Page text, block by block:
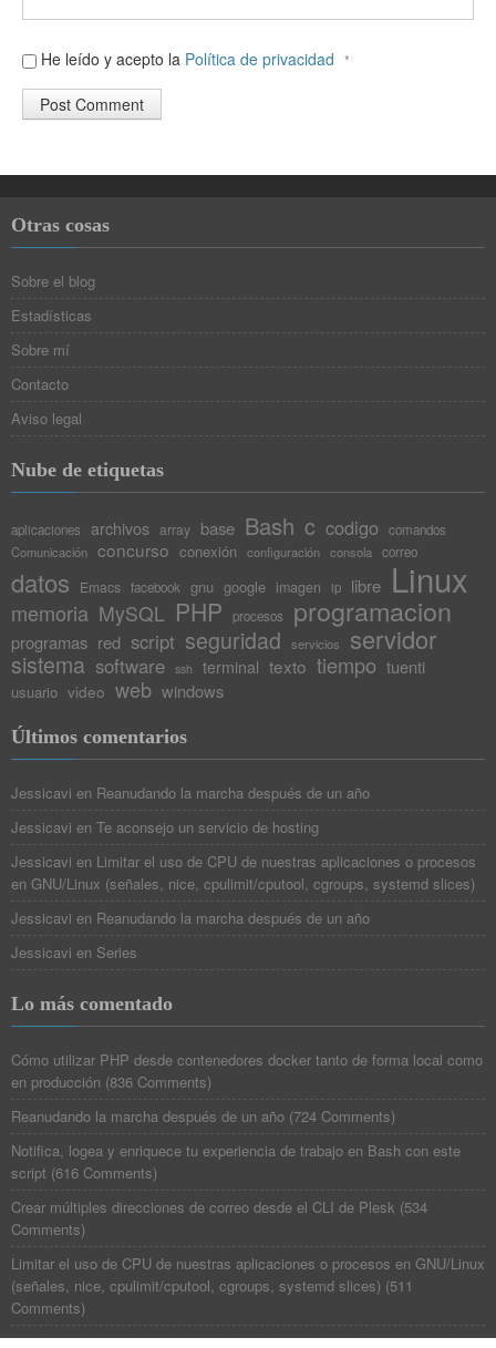
He leído y acepto la Política de privacidad *
Otras cosas
Sobre el blog
Estadísticas
Sobre mí
Contacto
Aviso legal
Nube de etiquetas
aplicaciones archivos array base Bash c codigo
comandos
Comunicación concurso conexión configuración consola correo
datos Emacs facebook gnu google imagen ip libre Linux
memoria MySQL PHP procesos programacion
programas red script seguridad servicios servidor
sistema software ssh terminal texto tiempo tuenti
usuario video web windows
Últimos comentarios
Jessicavi en Reanudando la marcha después de un año
Jessicavi en Te aconsejo un servicio de hosting
Jessicavi en Limitar el uso de CPU de nuestras aplicaciones o procesos
en GNU/Linux (señales, nice, cpulimit/cputool, cgroups, systemd slices)
Jessicavi en Reanudando la marcha después de un año
Jessicavi en Series
Lo más comentado
Cómo utilizar PHP desde contenedores docker tanto de forma local como
en producción (836 Comments)
Reanudando la marcha después de un año (724 Comments)
Notifica, logea y enriquece tu experiencia de trabajo en Bash con este
script (616 Comments)
Crear múltiples direcciones de correo desde el CLI de Plesk (534
Comments)
Limitar el uso de CPU de nuestras aplicaciones o procesos en GNU/Linux
(señales, nice, cpulimit/cputool, cgroups, systemd slices) (511
Comments)